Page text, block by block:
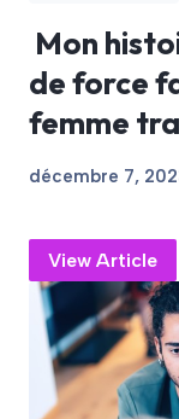
Mon
de force
femme
décembre 7,
View Article